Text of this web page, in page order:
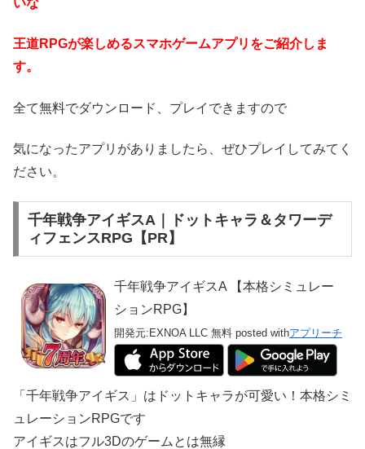
王道RPGが楽しめるスマホゲームアプリをご紹介しま
す。
全て無料でダウンロード、プレイできますので
気になったアプリがありましたら、ぜひプレイしてみてく
ださい。
千年戦争アイギスA｜ドットキャラ＆タワーデ
ィフェンスRPG【PR】
千年戦争アイギスA 【本格シミュレー
ションRPG】
開発元:EXNOA LLC 無料 posted withアプリーチ
「千年戦争アイギス」はドットキャラが可愛い！本格シミ
ュレーションRPGです
アイギスはフル3Dのゲームとは無縁